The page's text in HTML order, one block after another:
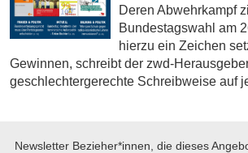
Deren Abwehrkampf
Bundestagswahl am
hierzu ein Zeichen
Gewinnen, schreibt der zwd-
geschlechtergerechte Schreibweise auf
Newsletter Bezieher*innen, die dieses